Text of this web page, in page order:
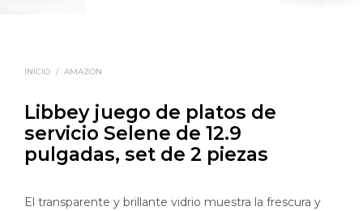
INICIO / AMAZON
Libbey juego de platos de
servicio Selene de 12.9
pulgadas, set de 2 piezas
El transparente y brillante vidrio muestra la frescura y